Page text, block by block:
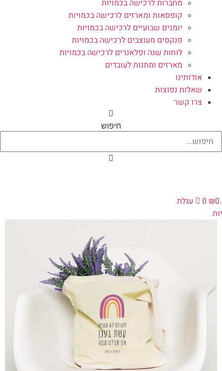
מחברות לרכישה בכמויות
קופסאות ומארזים לרכישה בכמויות
יומנים שבועיים לרכישה בכמויות
פנקסים מעוצבים לרכישה בכמויות
לוחות שנה ופלאנרים לרכישה בכמויות
מארזים ומתנות לעובדים
אודותינו
שאלות נפוצות
צרו קשר
חיפוש
₪
0
עגלת